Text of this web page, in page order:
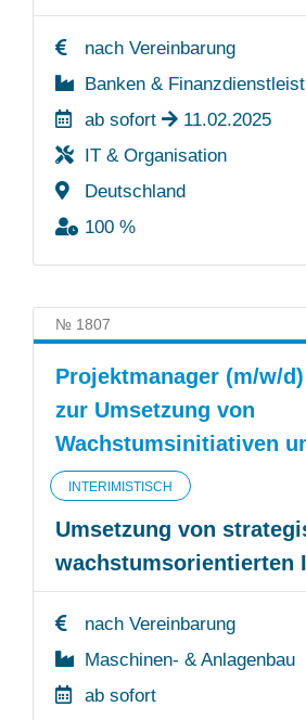
nach Vereinbarung
Banken &
ab sofort
11.02.2025
IT & Organisation
Deutschland
100 %
№ 1807
Projektmanager (m/w/
zur Umsetzung von
Wachstumsinitiativen
INTERIMISTISCH
Umsetzung von
wachstumsorientierten
nach Vereinbarung
Maschinen- & Anlagenbau
ab sofort